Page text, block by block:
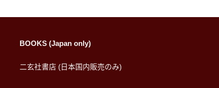
BOOKS (Japan only)
二玄社書店 (日本国内販売のみ)